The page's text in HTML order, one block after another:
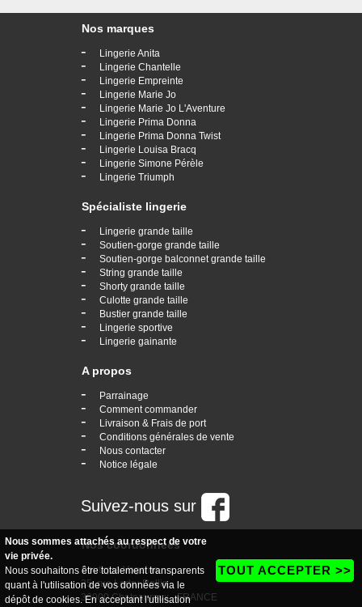
Nos marques
- Lingerie Anita
- Lingerie Chantelle
- Lingerie Empreinte
- Lingerie Marie Jo
- Lingerie Marie Jo L'Aventure
- Lingerie Prima Donna
- Lingerie Prima Donna Twist
- Lingerie Louisa Bracq
- Lingerie Simone Pérèle
- Lingerie Triumph
Spécialiste lingerie
- Lingerie grande taille
- Soutien-gorge grande taille
- Soutien-gorge balconnet grande taille
- String grande taille
- Shorty grande taille
- Culotte grande taille
- Bustier grande taille
- Lingerie sportive
- Lingerie gainante
A propos
- Parrainage
- Comment commander
- Livraison & Frais de port
- Conditions générales de vente
- Nous contacter
- Notice légale
Suivez-nous sur
Nos coordonnées
boutique Vogaine
35, rue Ledru Rollin
36000 Chateauroux - FRANCE
Nous sommes attachés au respect de votre
vie privée.
Nous souhaitons être totalement transparents
quant à l'utilisation de vos données via le
dépôt de cookies. En acceptant l'utilisation
TOUT ACCEPTER >>